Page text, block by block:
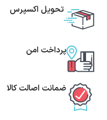
تحویل اکسپرس
پرداخت امن
ضمانت اصالت کالا